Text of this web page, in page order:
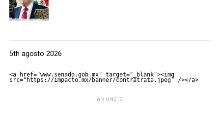
5th agosto 2026
<a href="www.senado.gob.mx" target="_blank"><img
src="https://impacto.mx/banner/contratrata.jpeg" /></a>
ANUNCIO